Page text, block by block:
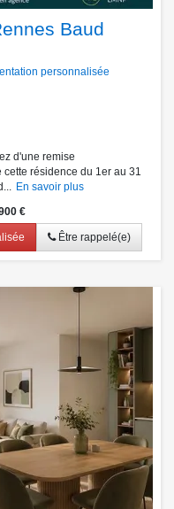
Baud
personnalisée
d'une remise
résidence du 1er au 31
En savoir plus
€
Être rappelé(e)